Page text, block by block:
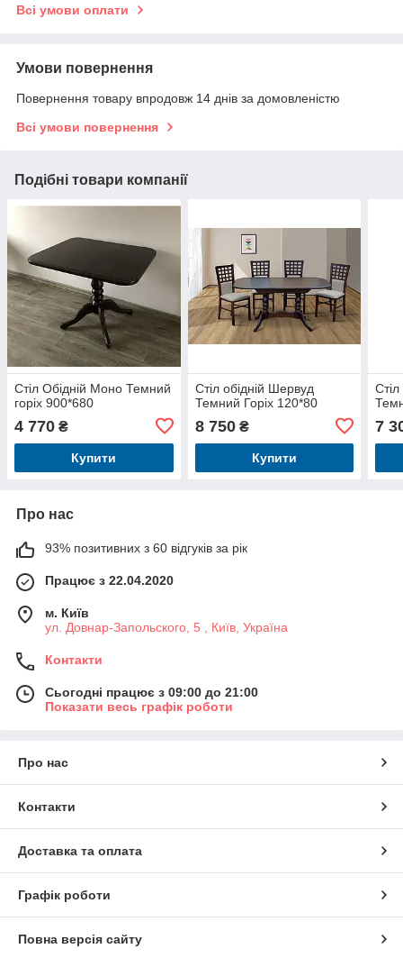
Всі умови оплати
Умови повернення
Повернення товару впродовж 14 днів за домовленістю
Всі умови повернення
Подібні товари компанії
Стіл Обідній Моно Темний
горіх 900*680
4 770 ₴
Купити
Стіл обідній Шервуд
Темний Горіх 120*80
8 750₴
Купити
7
Про нас
93% позитивних з 60 відгуків за рік
Працює з 22.04.2020
м. Київ
ул. Довнар-Запольского, 5 , Київ, Україна
Контакти
Сьогодні працює з 09:00 до 21:00
Показати весь графік роботи
Про нас
Контакти
Доставка та оплата
Графік роботи
Повна версія сайту